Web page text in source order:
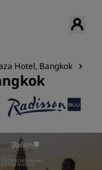
Hotel, Bangkok